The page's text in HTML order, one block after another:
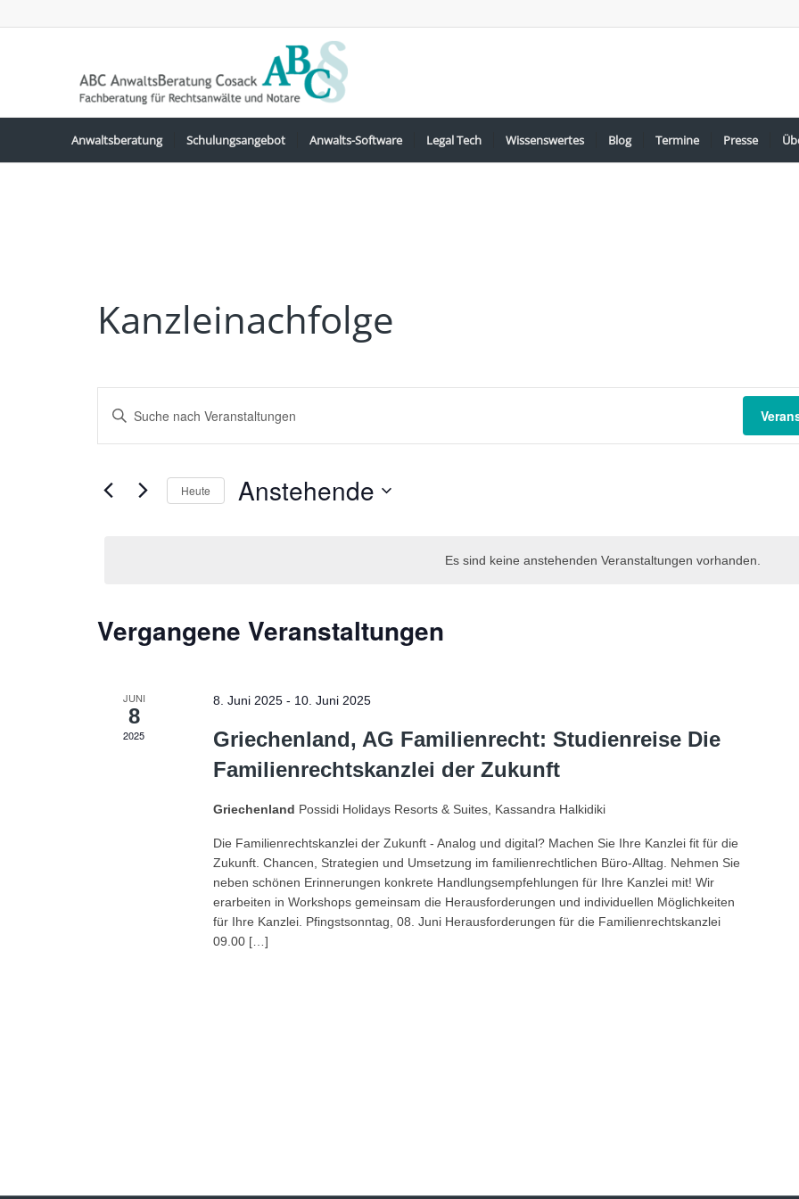
Anwaltsberatung Schulungsangebot Anwalts-Software Legal Tech Wissenswertes Blog Termine Presse
Kanzleinachfolge
Es sind keine anstehenden Veranstaltungen vorhanden.
Veranstaltungen
Suche
und
Ansichten,
Navigation
Bitte
Suche
nach
Heute Anstehende
Vergangene Veranstaltungen
JUNI
8
2025
8. Juni 2025 - 10. Juni 2025
Griechenland, AG Familienrecht: Studienreise Die
Familienrechtskanzlei der Zukunft
Griechenland Possidi Holidays Resorts & Suites, Kassandra Halkidiki
Die Familienrechtskanzlei der Zukunft - Analog und digital? Machen Sie Ihre Kanzlei fit für die
Zukunft. Chancen, Strategien und Umsetzung im familienrechtlichen Büro-Alltag. Nehmen Sie
neben schönen Erinnerungen konkrete Handlungsempfehlungen für Ihre Kanzlei mit! Wir
erarbeiten in Workshops gemeinsam die Herausforderungen und individuellen Möglichkeiten
für Ihre Kanzlei. Pfingstsonntag, 08. Juni Herausforderungen für die Familienrechtskanzlei
09.00 […]